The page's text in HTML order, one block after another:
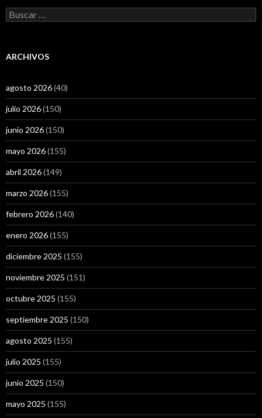
Buscar:
ARCHIVOS
agosto 2026(40)
julio 2026(150)
junio 2026(150)
mayo 2026(155)
abril 2026(149)
marzo 2026(155)
febrero 2026(140)
enero 2026(155)
diciembre 2025 (155)
noviembre 2025 (151)
octubre 2025 (155)
septiembre 2025 (150)
agosto 2025 (155)
julio 2025 (155)
junio 2025 (150)
mayo 2025 (155)